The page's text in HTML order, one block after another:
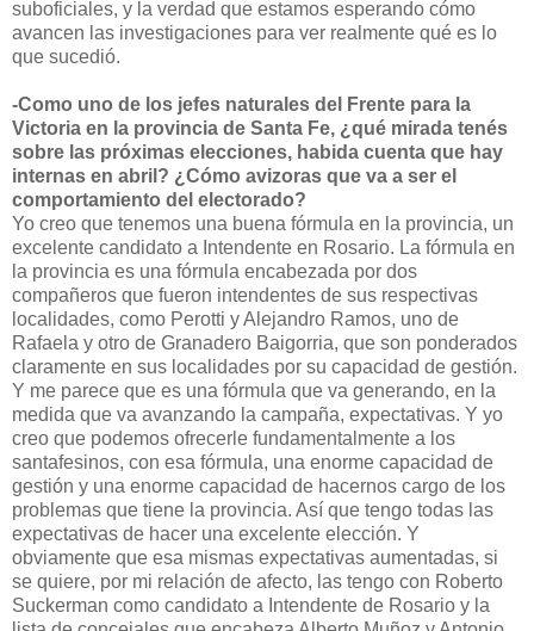
suboficiales, y la verdad que estamos esperando cómo
avancen las investigaciones para ver realmente qué es lo
que sucedió.
-Como uno de los jefes naturales del Frente para la
Victoria en la provincia de Santa Fe, ¿qué mirada tenés
sobre las próximas elecciones, habida cuenta que hay
internas en abril? ¿Cómo avizoras que va a ser el
comportamiento del electorado?
Yo creo que tenemos una buena fórmula en la provincia, un
excelente candidato a Intendente en Rosario. La fórmula en
la provincia es una fórmula encabezada por dos
compañeros que fueron intendentes de sus respectivas
localidades, como Perotti y Alejandro Ramos, uno de
Rafaela y otro de Granadero Baigorria, que son ponderados
claramente en sus localidades por su capacidad de gestión.
Y me parece que es una fórmula que va generando, en la
medida que va avanzando la campaña, expectativas. Y yo
creo que podemos ofrecerle fundamentalmente a los
santafesinos, con esa fórmula, una enorme capacidad de
gestión y una enorme capacidad de hacernos cargo de los
problemas que tiene la provincia. Así que tengo todas las
expectativas de hacer una excelente elección. Y
obviamente que esa mismas expectativas aumentadas, si
se quiere, por mi relación de afecto, las tengo con Roberto
Suckerman como candidato a Intendente de Rosario y la